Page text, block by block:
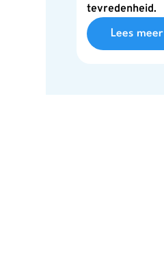
tevredenheid.
Lees meer